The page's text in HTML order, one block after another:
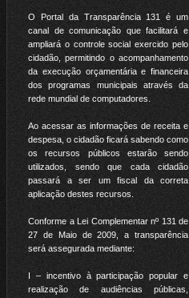
O Portal da Transparência 131 é um
canal de comunicação que facilitará e
ampliará o controle social exercido pelo
cidadão, permitindo o acompanhamento
da execução orçamentária e financeira
dos programas municipais através da
rede mundial de computadores.
Ao acessar as informações de receita e
despesa, o cidadão ficará sabendo como
os recursos públicos estarão sendo
utilizados, sendo que cada cidadão
passará a ser um fiscal da correta
aplicação destes recursos.
Conforme a Lei Complementar nº 131 de
27 de Maio de 2009, a transparência
será assegurada mediante:
I – incentivo à participação popular e
realização de audiências públicas,